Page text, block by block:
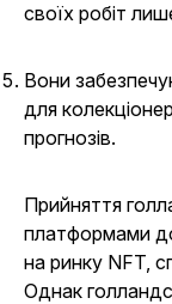
своїх робіт
Вони
для
прогнозів.
Прийняття
платформами
на ринку NFT,
Однак